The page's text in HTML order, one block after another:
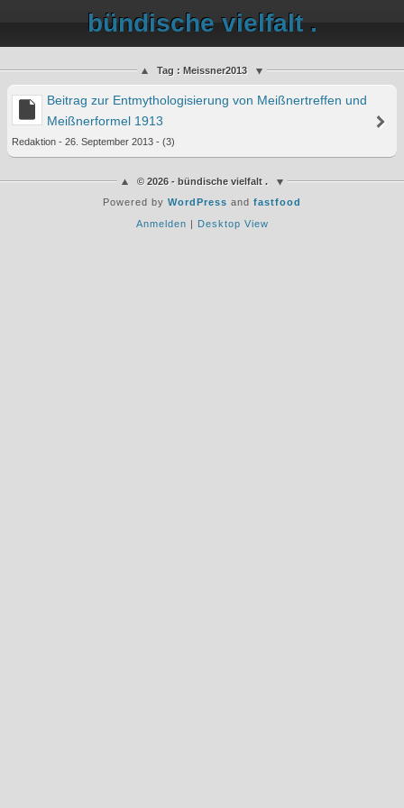
bündische vielfalt .
Tag : Meissner2013
Beitrag zur Entmythologisierung von Meißnertreffen und
Meißnerformel 1913
Redaktion - 26. September 2013 - (3)
© 2026 - bündische vielfalt .
Powered by WordPress and fastfood
Anmelden | Desktop View